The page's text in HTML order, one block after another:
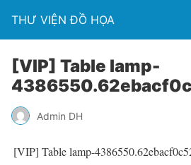
THƯ VIỆN ĐỒ HỌA
[VIP] Table lamp-
Admin DH
[VIP] Table lamp-